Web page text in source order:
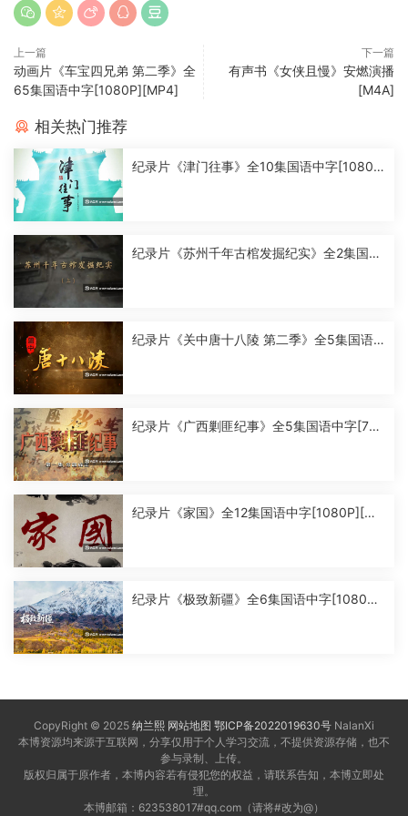
上一篇
动画片《车宝四兄弟 第二季》全
65集国语中字[1080P][MP4]
下一篇
有声书《女侠且慢》安燃演播
[M4A]
相关热门推荐
纪录片《津门往事》全10集国语中字[1080
纪录片《苏州千年古棺发掘纪实》全2集国语
纪录片《关中唐十八陵 第二季》全5集国语
纪录片《广西剿匪纪事》全5集国语中字[720
纪录片《家国》全12集国语中字[1080P][MP
纪录片《极致新疆》全6集国语中字[1080P]
CopyRight © 2025 纳兰熙 网站地图 鄂ICP备2022019630号 NalanXi
本博资源均来源于互联网，分享仅用于个人学习交流，不提供资源存储，也不
参与录制、上传。
版权归属于原作者，本博内容若有侵犯您的权益，请联系告知，本博立即处
理。
本博邮箱：623538017#qq.com（请将#改为@）